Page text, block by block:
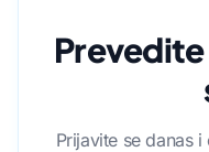
Prijavite se danas